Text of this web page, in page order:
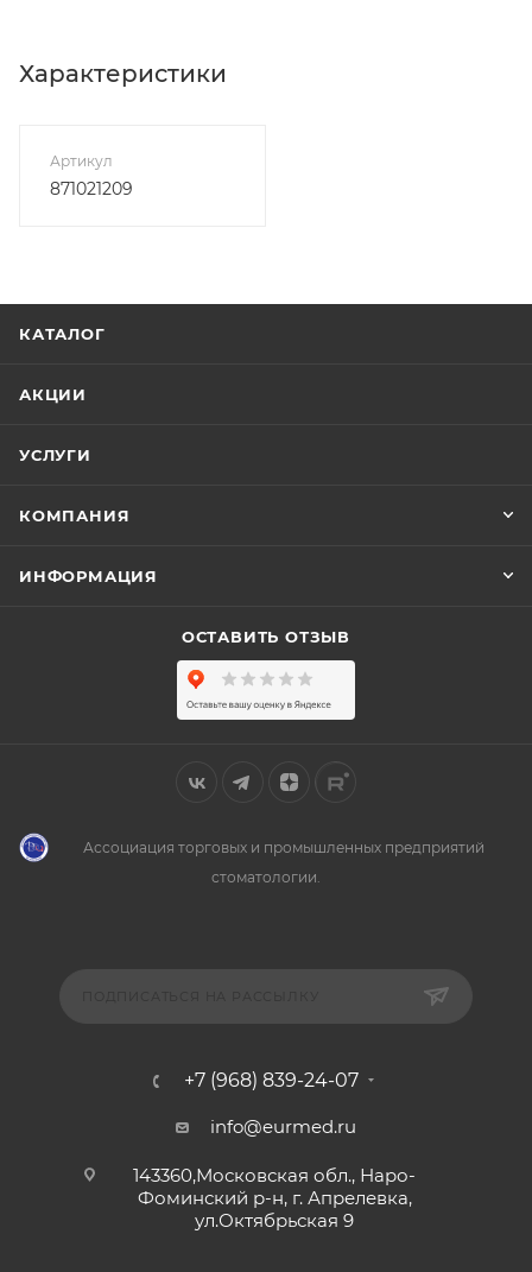
Характеристики
Артикул
871021209
КАТАЛОГ
АКЦИИ
УСЛУГИ
КОМПАНИЯ
ИНФОРМАЦИЯ
ОСТАВИТЬ ОТЗЫВ
Ассоциация торговых и промышленных предприятий
стоматологии.
+7 (968) 839-24-07
info@eurmed.ru
143360,Московская обл., Наро-
Фоминский р-н, г. Апрелевка,
ул.Октябрьская 9